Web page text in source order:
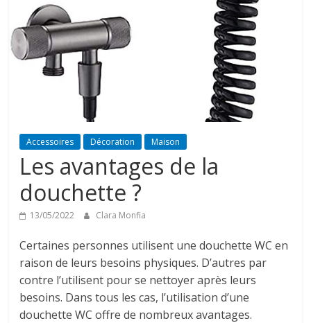
Accessoires Décoration Maison
Les avantages de la
douchette ?
13/05/2022 Clara Monfia
Certaines personnes utilisent une douchette WC en
raison de leurs besoins physiques. D’autres par
contre l’utilisent pour se nettoyer après leurs
besoins. Dans tous les cas, l’utilisation d’une
douchette WC offre de nombreux avantages.